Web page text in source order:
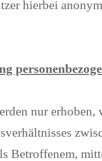
hierbei
nur
Betroffenem,